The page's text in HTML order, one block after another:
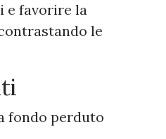
e favorire la
le
fondo perduto